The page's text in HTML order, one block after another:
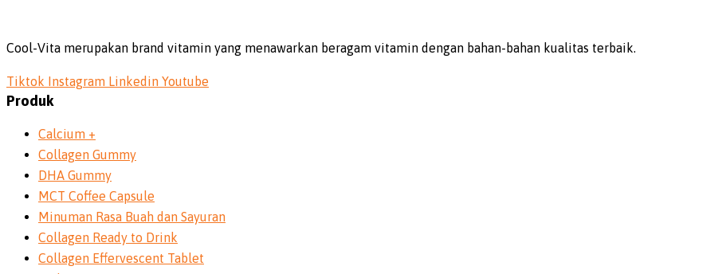
Cool-Vita merupakan brand vitamin yang menawarkan beragam vitamin dengan bahan-bahan kualitas terbaik.
Tiktok Instagram Linkedin Youtube
Produk
Calcium +
Collagen Gummy
DHA Gummy
MCT Coffee Capsule
Minuman Rasa Buah dan Sayuran
Collagen Ready to Drink
Collagen Effervescent Tablet